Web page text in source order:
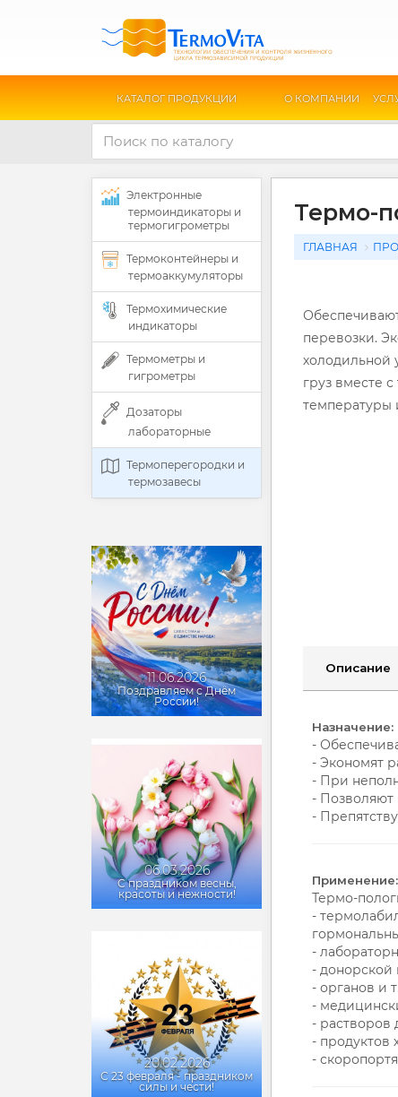
КАТАЛОГ ПРОДУКЦИИ О КОМПАНИИ
Электронные
термоиндикаторы и
термогигрометры
Термоконтейнеры и
термоаккумуляторы
Термохимические
индикаторы
Термометры и
гигрометры
Дозаторы
лабораторные
Термоперегородки и
термозавесы
11.06.2026
Поздравляем с Днём
России!
06.03.2026
С праздником весны,
красоты и нежности!
20.02.2026
С 23 февраля - праздником
силы и чести!
Термо-
ГЛАВНАЯ
перевозки.
холодильной
груз вместе
температуры
Описание
Назначение:
-
- Экономят
- При
- Позволяют
-
Применение:
Термо-
-
-
- донорской
- органов и
-
- растворов
- продуктов
-